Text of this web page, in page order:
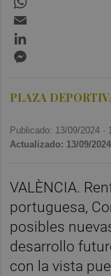
PLAZA
Publicado: 13/09/2024 ·
Actualizado: 13/09/2024
VALÈNCIA.
portuguesa,
posibles
desarrollo
con la vista